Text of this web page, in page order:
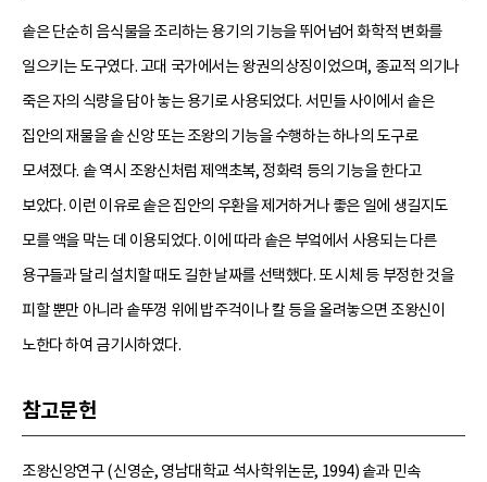
솥은 단순히 음식물을 조리하는 용기의 기능을 뛰어넘어 화학적 변화를
일으키는 도구였다. 고대 국가에서는 왕권의 상징이었으며, 종교적 의기나
죽은 자의 식량을 담아 놓는 용기로 사용되었다. 서민들 사이에서 솥은
집안의 재물을 솥 신앙 또는 조왕의 기능을 수행하는 하나의 도구로
모셔졌다. 솥 역시 조왕신처럼 제액초복, 정화력 등의 기능을 한다고
보았다. 이런 이유로 솥은 집안의 우환을 제거하거나 좋은 일에 생길지도
모를 액을 막는 데 이용되었다. 이에 따라 솥은 부엌에서 사용되는 다른
용구들과 달리 설치할 때도 길한 날짜를 선택했다. 또 시체 등 부정한 것을
피할 뿐만 아니라 솥뚜껑 위에 밥주걱이나 칼 등을 올려놓으면 조왕신이
노한다 하여 금기시하였다.
참고문헌
조왕신앙연구 (신영순, 영남대학교 석사학위논문, 1994) 솥과 민속